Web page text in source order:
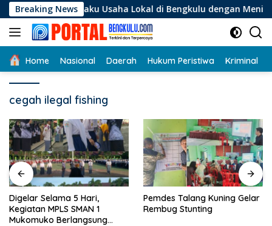
Langsung
ke
konten
Breaking News
Pelaku Usaha Lokal di Bengkulu dengan Meningkatkan
Home Nasional Daerah Hukum Peristiwa Kriminal
cegah ilegal fishing
Digelar Selama 5 Hari,
Kegiatan MPLS SMAN 1
Mukomuko Berlangsung
Pemdes Talang Kuning Gelar
Rembug Stunting